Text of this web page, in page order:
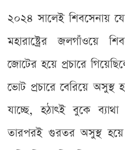
২০২৪ সালেই শিবসেনায়
মহারাষ্ট্রের জলগাঁওয়ে
জোটের হয়ে প্রচারে
ভোট প্রচারে বেরিয়ে অসুস্থ
যাচ্ছে, হঠাৎই বুকে
তারপরই গুরতর অসুস্থ